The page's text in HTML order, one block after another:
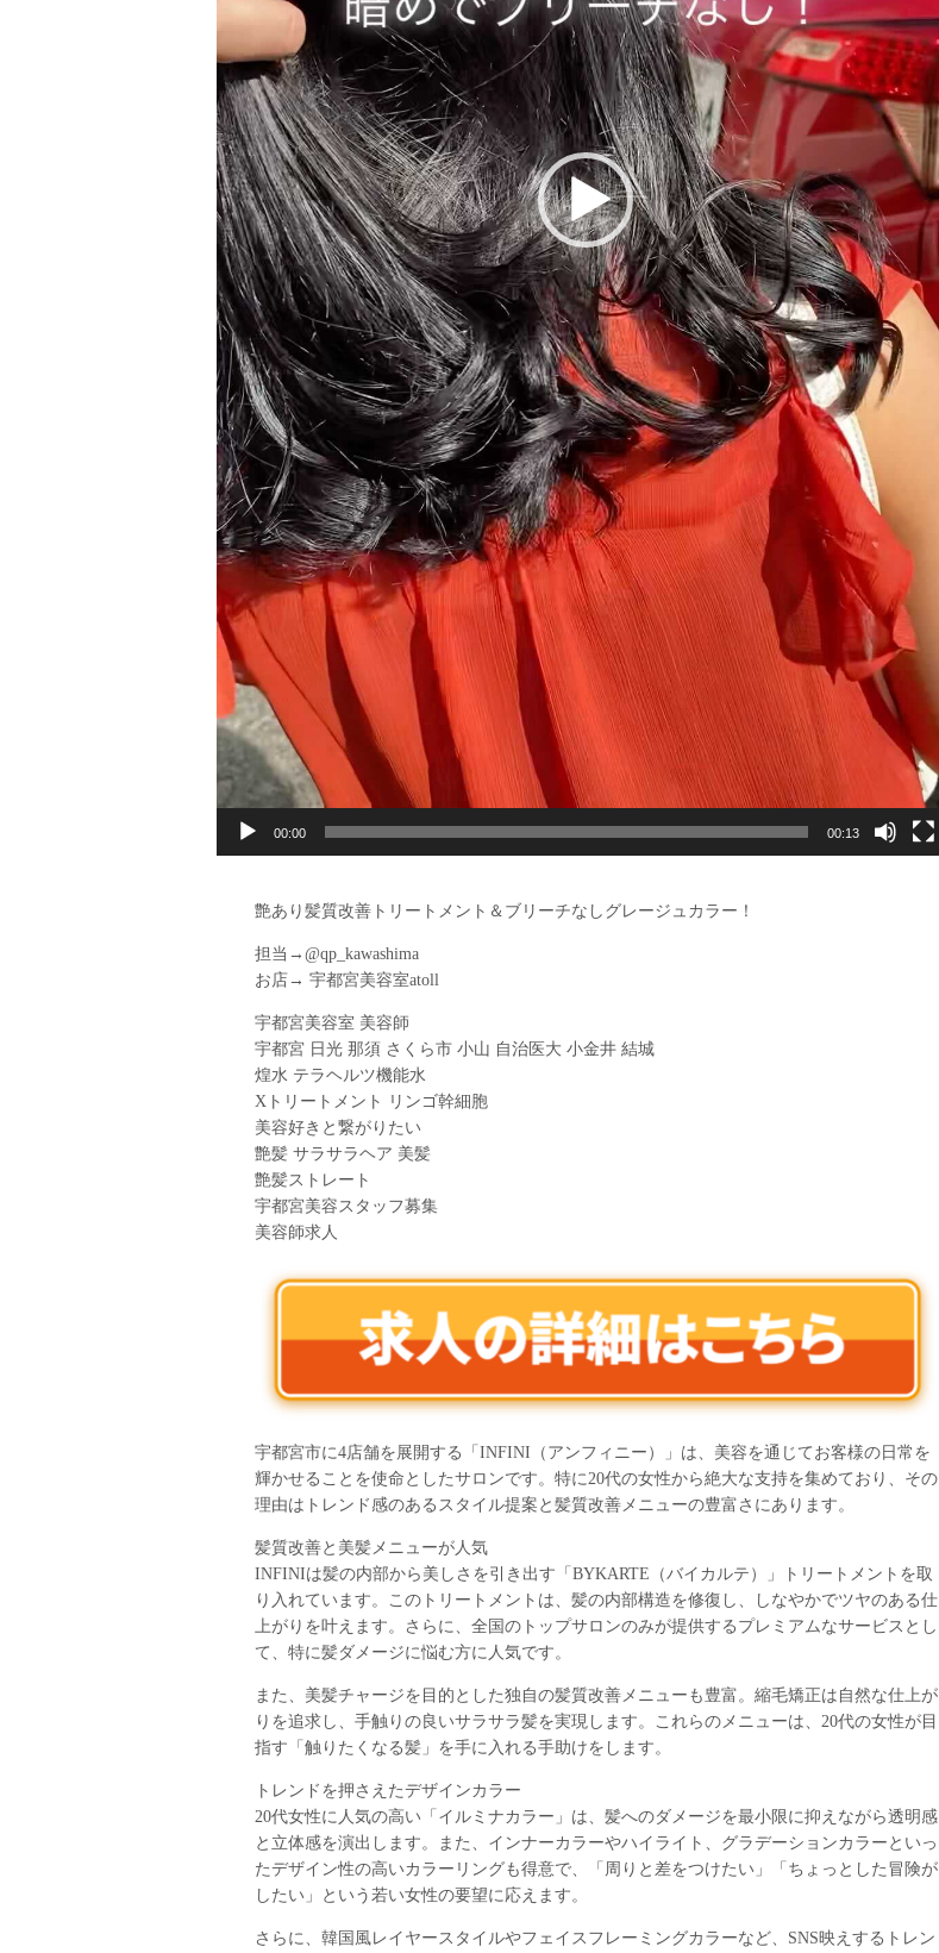
00:00 00:13
艶あり髪質改善トリートメント＆ブリーチなしグレージュカラー！
担当→@qp_kawashima
お店→ 宇都宮美容室atoll
宇都宮美容室 美容師
宇都宮 日光 那須 さくら市 小山 自治医大 小金井 結城
煌水 テラヘルツ機能水
Xトリートメント リンゴ幹細胞
美容好きと繋がりたい
艶髪 サラサラヘア 美髪
艶髪ストレート
宇都宮美容スタッフ募集
美容師求人
宇都宮市に4店舗を展開する「INFINI（アンフィニー）」は、美容を通じてお客様の日常を
輝かせることを使命としたサロンです。特に20代の女性から絶大な支持を集めており、その
理由はトレンド感のあるスタイル提案と髪質改善メニューの豊富さにあります。
髪質改善と美髪メニューが人気
INFINIは髪の内部から美しさを引き出す「BYKARTE（バイカルテ）」トリートメントを取
り入れています。このトリートメントは、髪の内部構造を修復し、しなやかでツヤのある仕
上がりを叶えます。さらに、全国のトップサロンのみが提供するプレミアムなサービスとし
て、特に髪ダメージに悩む方に人気です。
また、美髪チャージを目的とした独自の髪質改善メニューも豊富。縮毛矯正は自然な仕上が
りを追求し、手触りの良いサラサラ髪を実現します。これらのメニューは、20代の女性が目
指す「触りたくなる髪」を手に入れる手助けをします。
トレンドを押さえたデザインカラー
20代女性に人気の高い「イルミナカラー」は、髪へのダメージを最小限に抑えながら透明感
と立体感を演出します。また、インナーカラーやハイライト、グラデーションカラーといっ
たデザイン性の高いカラーリングも得意で、「周りと差をつけたい」「ちょっとした冒険が
したい」という若い女性の要望に応えます。
さらに、韓国風レイヤースタイルやフェイスフレーミングカラーなど、SNS映えするトレン